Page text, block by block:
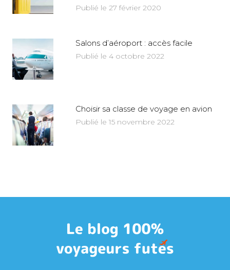
Publié le 27 février 2020
Salons d’aéroport : accès facile
Publié le 4 octobre 2022
Choisir sa classe de voyage en avion
Publié le 15 novembre 2022